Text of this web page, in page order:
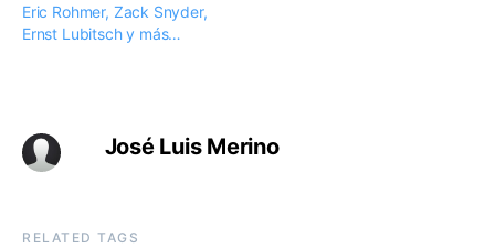
Eric Rohmer, Zack Snyder,
Ernst Lubitsch y más…
José Luis Merino
RELATED TAGS